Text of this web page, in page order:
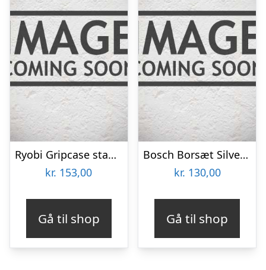
Ryobi Gripcase stabelbart borsæt HSS titanium, 19 dele – RAK19HHS2
kr. 153,00
Gå til shop
Bosch Borsæt Silverperc 4-10mm 5stk Robustline – 2607010524
kr. 130,00
Gå til shop